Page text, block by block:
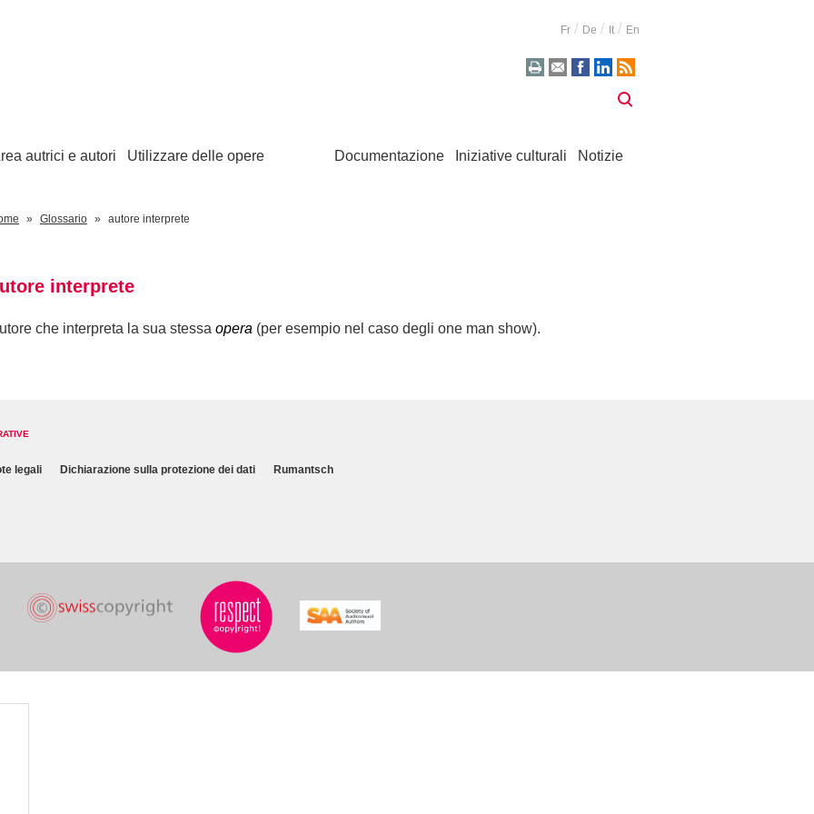
Fr De It En
autrici e autori Utilizzare delle opere Documentazione Iniziative culturali Notizie
Glossario autore interprete
interprete
che interpreta la sua stessa opera (per esempio nel caso degli one man show).
legali Dichiarazione sulla protezione dei dati Rumantsch